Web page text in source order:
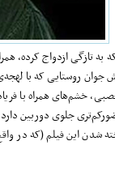
به تازگی ازدواج
جوان روستایی که با
خشم‌های همراه با
جلوی دوربین
شدن این فیلم (که در